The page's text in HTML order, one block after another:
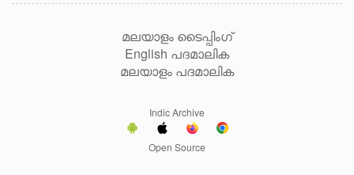
മലയാളം ടൈപ്പിംഗ്
English പദമാലിക
മലയാളം പദമാലിക
Indic Archive
Open Source